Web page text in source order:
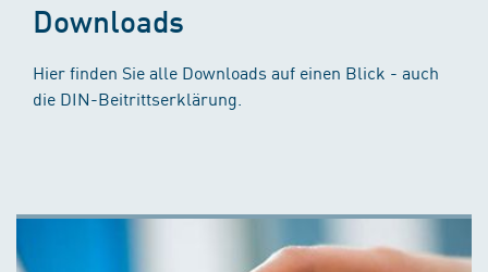
Downloads
Hier finden Sie alle Downloads auf einen Blick - auch
die DIN-Beitrittserklärung.